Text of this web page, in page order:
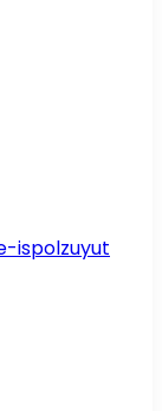
ispolzuyut